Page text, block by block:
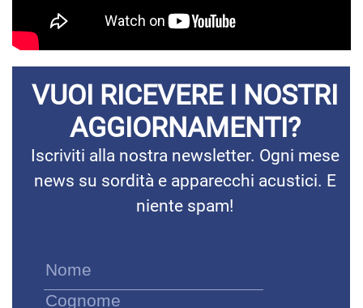
VUOI RICEVERE I NOSTRI
AGGIORNAMENTI?
Iscriviti alla nostra newsletter. Ogni mese
news su sordità e apparecchi acustici. E
niente spam!